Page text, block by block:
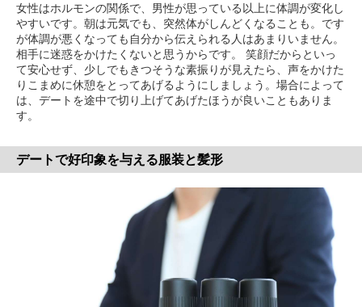
女性はホルモンの関係で、男性が思っている以上に体調が変化し
やすいです。朝は元気でも、突然体がしんどくなることも。です
が体調が悪くなっても自分から伝えられる人はあまりいません。
相手に迷惑をかけたくないと思うからです。 笑顔だからといっ
て安心せず、少しでもきつそうな素振りが見えたら、声をかけた
りこまめに休憩をとってあげるようにしましょう。場合によって
は、デートを途中で切り上げてあげたほうが良いこともありま
す。
デートで好印象を与える服装と髪形